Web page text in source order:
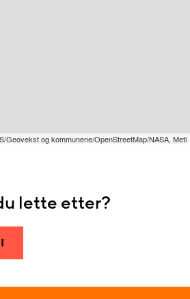
Geovekst og kommunene/OpenStreetMap/NASA, Meti
lette etter?